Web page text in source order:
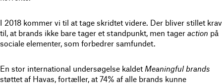
I 2018 kommer vi til at tage skridtet videre. Der bliver stillet krav
til, at brands ikke bare tager et standpunkt, men tager action på
sociale elementer, som forbedrer samfundet.
En stor international undersøgelse kaldet Meaningful brands
støttet af Havas, fortæller, at 74% af alle brands kunne